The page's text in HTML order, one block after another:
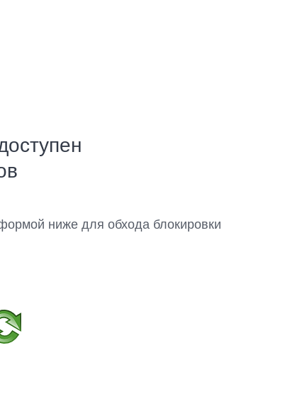
ниже для обхода блокировки